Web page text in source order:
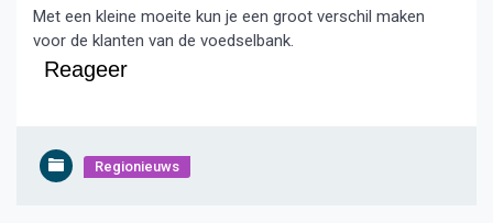
Met een kleine moeite kun je een groot verschil maken
voor de klanten van de voedselbank.
Reageer
Regionieuws